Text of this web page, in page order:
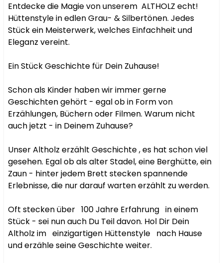
Entdecke die Magie von unserem  ALTHOLZ echt!
Hüttenstyle in edlen Grau- & Silbertönen. Jedes
Stück ein Meisterwerk, welches Einfachheit und
Eleganz vereint.
Ein Stück Geschichte für Dein Zuhause!
Schon als Kinder haben wir immer gerne
Geschichten gehört - egal ob in Form von
Erzählungen, Büchern oder Filmen. Warum nicht
auch jetzt - in Deinem Zuhause?
Unser Altholz erzählt Geschichte , es hat schon viel
gesehen. Egal ob als alter Stadel, eine Berghütte, ein
Zaun - hinter jedem Brett stecken spannende
Erlebnisse, die nur darauf warten erzählt zu werden.
Oft stecken über   100 Jahre Erfahrung   in einem
Stück - sei nun auch Du Teil davon. Hol Dir Dein
Altholz im   einzigartigen Hüttenstyle   nach Hause
und erzähle seine Geschichte weiter.